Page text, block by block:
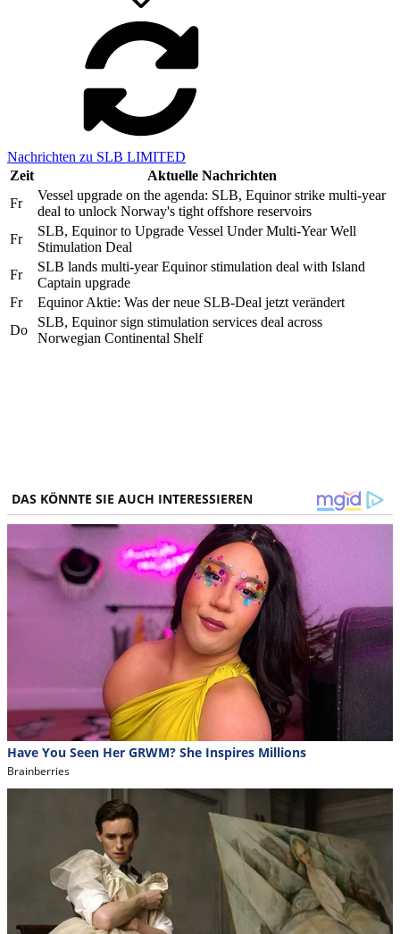
Nachrichten zu SLB LIMITED
Zeit
Aktuelle Nachrichten
Fr
Vessel upgrade on the agenda: SLB, Equinor strike multi-year
deal to unlock Norway's tight offshore reservoirs
Fr
SLB, Equinor to Upgrade Vessel Under Multi-Year Well
Stimulation Deal
Fr
SLB lands multi-year Equinor stimulation deal with Island
Captain upgrade
Fr
Equinor Aktie: Was der neue SLB-Deal jetzt verändert
Do
SLB, Equinor sign stimulation services deal across
Norwegian Continental Shelf